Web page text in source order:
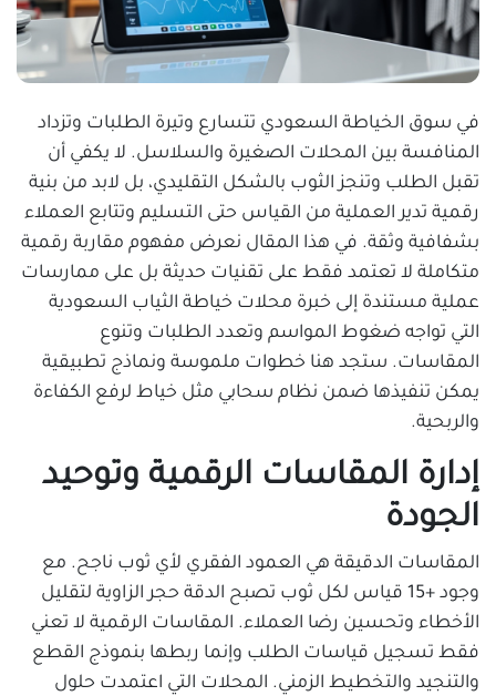
في سوق الخياطة السعودي تتسارع وتيرة الطلبات وتزداد
المنافسة بين المحلات الصغيرة والسلاسل. لا يكفي أن
تقبل الطلب وتنجز الثوب بالشكل التقليدي، بل لابد من بنية
رقمية تدير العملية من القياس حتى التسليم وتتابع العملاء
بشفافية وثقة. في هذا المقال نعرض مفهوم مقاربة رقمية
متكاملة لا تعتمد فقط على تقنيات حديثة بل على ممارسات
عملية مستندة إلى خبرة محلات خياطة الثياب السعودية
التي تواجه ضغوط المواسم وتعدد الطلبات وتنوع
المقاسات. ستجد هنا خطوات ملموسة ونماذج تطبيقية
يمكن تنفيذها ضمن نظام سحابي مثل خياط لرفع الكفاءة
والربحية.
إدارة المقاسات الرقمية وتوحيد
الجودة
المقاسات الدقيقة هي العمود الفقري لأي ثوب ناجح. مع
وجود +15 قياس لكل ثوب تصبح الدقة حجر الزاوية لتقليل
الأخطاء وتحسين رضا العملاء. المقاسات الرقمية لا تعني
فقط تسجيل قياسات الطلب وإنما ربطها بنموذج القطع
والتنجيد والتخطيط الزمني. المحلات التي اعتمدت حلول